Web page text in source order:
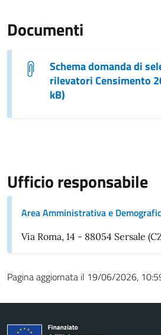
Documenti
Schema domanda di
rilevatori Censimento
kB)
Ufficio responsabile
Area Amministrativa e
Via Roma, 14 - 88054 Sersale
Pagina aggiornata il 19/06/2026,